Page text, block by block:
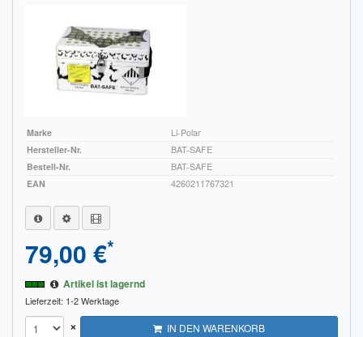
Marke
Li-Polar
Hersteller-Nr.
BAT-SAFE
Bestell-Nr.
BAT-SAFE
EAN
4260211767321
79,00 €*
Artikel ist lagernd
Lieferzeit: 1-2 Werktage
× IN DEN WARENKORB